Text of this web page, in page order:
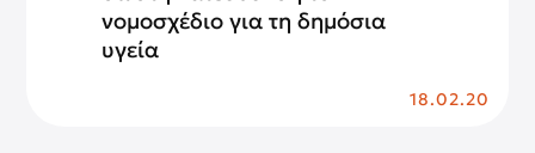
νομοσχέδιο για τη δημόσια
υγεία
18.02.20